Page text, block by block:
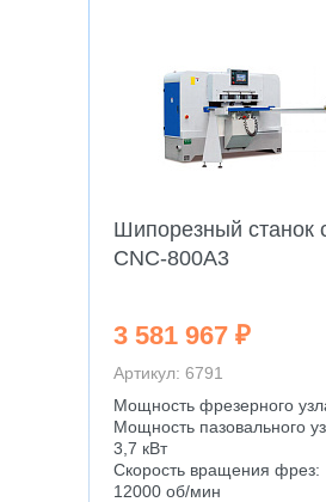
Шипорезный станок
CNC-800A3
3 581 967 ₽
Артикул: 6791
Мощность фрезерного
Мощность пазовального
3,7 кВт
Скорость вращения фрез:
12000 об/мин